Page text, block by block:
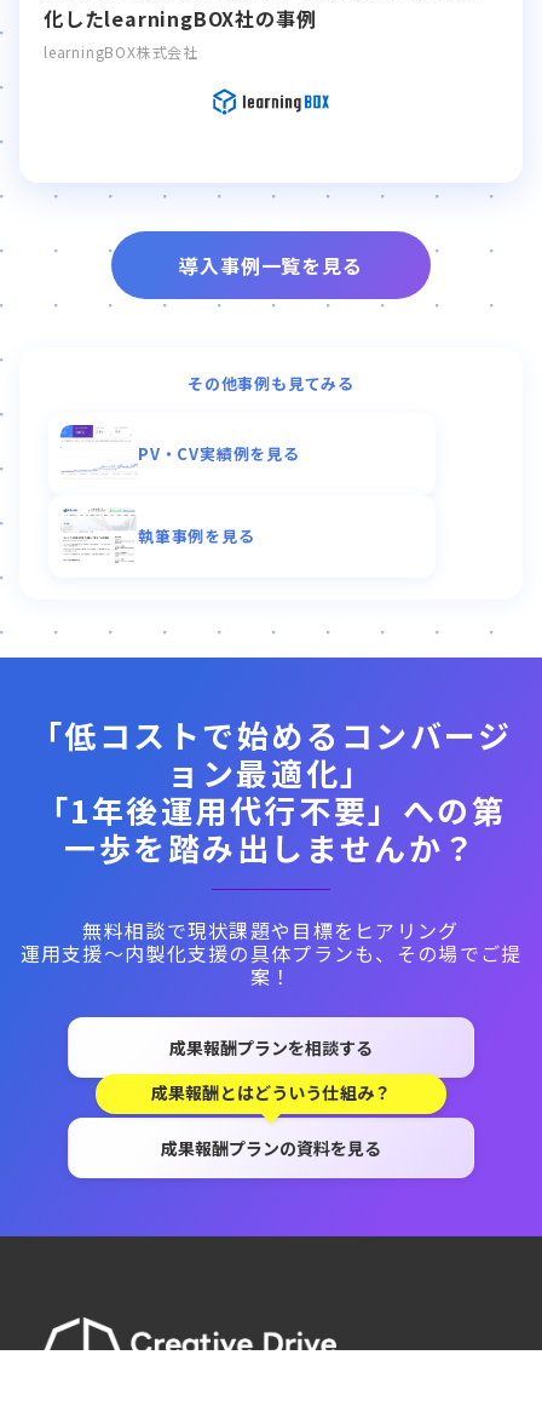
化したlearningBOX社の事例
learningBOX株式会社
導入事例一覧を見る
その他事例も見てみる
PV・CV実績例を見る
執筆事例を見る
「低コストで始めるコンバージ
ョン最適化」
「1年後運用代行不要」への第
一歩を踏み出しませんか？
無料相談で現状課題や目標をヒアリング
運用支援～内製化支援の具体プランも、その場でご提
案！
成果報酬プランを相談する
成果報酬とはどういう仕組み？
成果報酬プランの資料を見る